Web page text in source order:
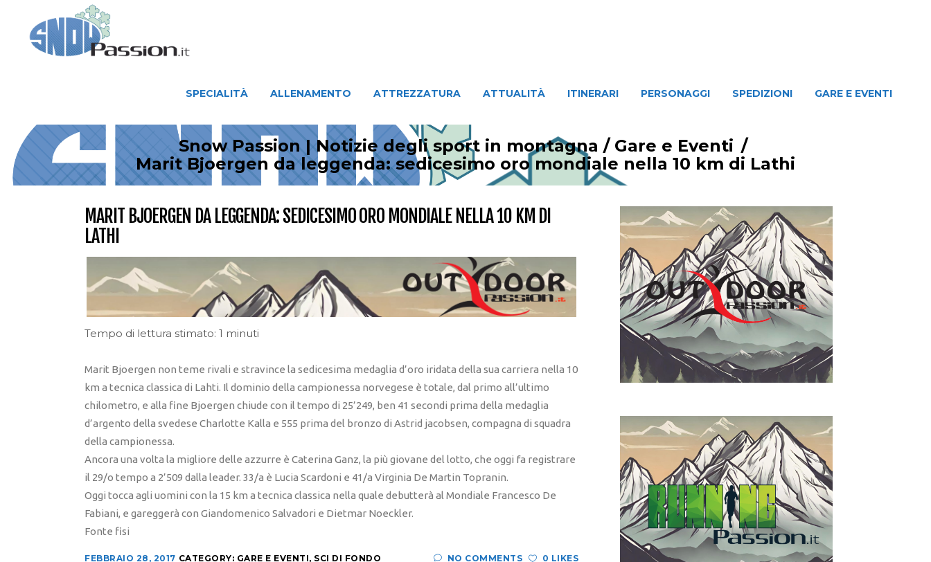
SPECIALITÀ ALLENAMENTO ATTREZZATURA ATTUALITÀ ITINERARI PERSONAGGI SPEDIZIONI GARE E EVENTI
Snow Passion | Notizie degli sport in montagna / Gare e Eventi /
Marit Bjoergen da leggenda: sedicesimo oro mondiale nella 10 km di Lathi
MARIT BJOERGEN DA LEGGENDA: SEDICESIMO ORO MONDIALE NELLA 10 KM DI
LATHI
Tempo di lettura stimato: 1 minuti
Marit Bjoergen non teme rivali e stravince la sedicesima medaglia d’oro iridata della sua carriera nella 10
km a tecnica classica di Lahti. Il dominio della campionessa norvegese è totale, dal primo all’ultimo
chilometro, e alla fine Bjoergen chiude con il tempo di 25’249, ben 41 secondi prima della medaglia
d’argento della svedese Charlotte Kalla e 555 prima del bronzo di Astrid jacobsen, compagna di squadra
della campionessa.
Ancora una volta la migliore delle azzurre è Caterina Ganz, la più giovane del lotto, che oggi fa registrare
il 29/o tempo a 2’509 dalla leader. 33/a è Lucia Scardoni e 41/a Virginia De Martin Topranin.
Oggi tocca agli uomini con la 15 km a tecnica classica nella quale debutterà al Mondiale Francesco De
Fabiani, e gareggerà con Giandomenico Salvadori e Dietmar Noeckler.
Fonte fisi
FEBBRAIO 28, 2017 CATEGORY: GARE E EVENTI, SCI DI FONDO NO COMMENTS 0 LIKES